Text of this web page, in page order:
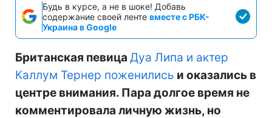
Будь в курсе, а не в шоке! Добавь
содержание своей ленте вместе с РБК-
Украина в Google
Британская певица Дуа Липа и актер
Каллум Тернер поженились и оказались в
центре внимания. Пара долгое время не
комментировала личную жизнь, но